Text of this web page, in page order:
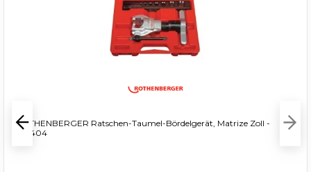
ROTHENBERGER Ratschen-Taumel-Bördelgerät, Matrize Zoll -
222404